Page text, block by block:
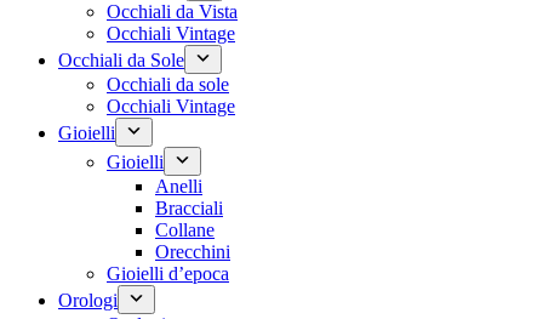
Occhiali da Vista
Occhiali Vintage
Occhiali da Sole
Occhiali da sole
Occhiali Vintage
Gioielli
Gioielli
Anelli
Bracciali
Collane
Orecchini
Gioielli d’epoca
Orologi